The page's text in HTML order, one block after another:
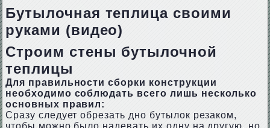
Бутылочная теплица своими
руками (видео)
Строим стены бутылочной
теплицы
Для правильности сборки конструкции
необходимо соблюдать всего лишь несколько
основных правил:
Сразу следует обрезать дно бутылок резаком,
чтобы можно было надевать их одну на другую, но